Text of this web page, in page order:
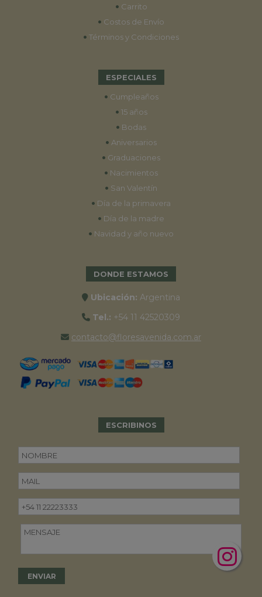
• Carrito
• Costos de Envío
• Términos y Condiciones
ESPECIALES
• Cumpleaños
• 15 años
• Bodas
• Aniversarios
• Graduaciones
• Nacimientos
• San Valentín
• Día de la primavera
• Día de la madre
• Navidad y año nuevo
DONDE ESTAMOS
Ubicación: Argentina
Tel.: +54 11 42520309
contacto@floresavenida.com.ar
ESCRIBINOS